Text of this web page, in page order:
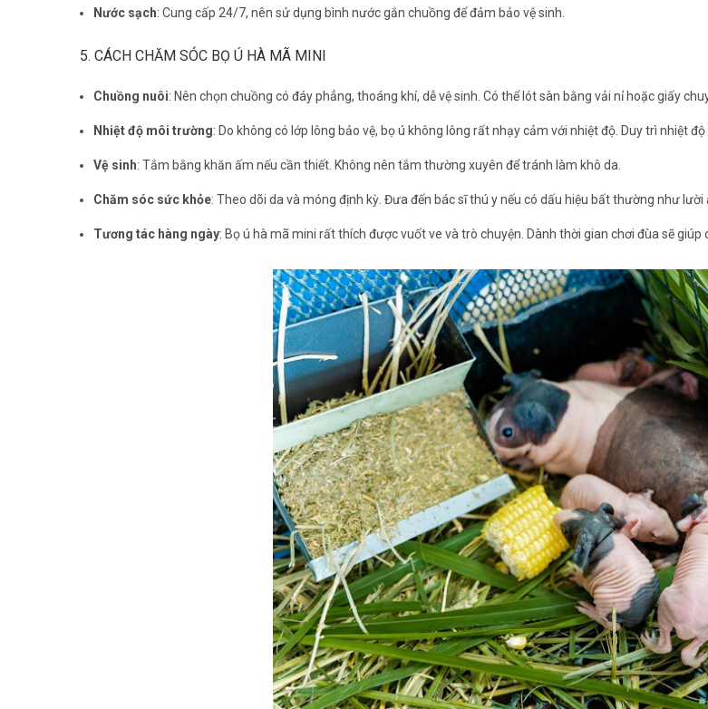
Nước sạch: Cung cấp 24/7, nên sử dụng bình nước gắn chuồng để đảm bảo vệ sinh.
5. CÁCH CHĂM SÓC BỌ Ú HÀ MÃ MINI
Chuồng nuôi: Nên chọn chuồng có đáy phẳng, thoáng khí, dễ vệ sinh. Có thể lót sàn bằng vải nỉ hoặc giấy
Nhiệt độ môi trường: Do không có lớp lông bảo vệ, bọ ú không lông rất nhạy cảm với nhiệt độ. Duy trì nhiệt
Vệ sinh: Tắm bằng khăn ấm nếu cần thiết. Không nên tắm thường xuyên để tránh làm khô da.
Chăm sóc sức khỏe: Theo dõi da và móng định kỳ. Đưa đến bác sĩ thú y nếu có dấu hiệu bất thường như lười
Tương tác hàng ngày: Bọ ú hà mã mini rất thích được vuốt ve và trò chuyện. Dành thời gian chơi đùa sẽ giúp